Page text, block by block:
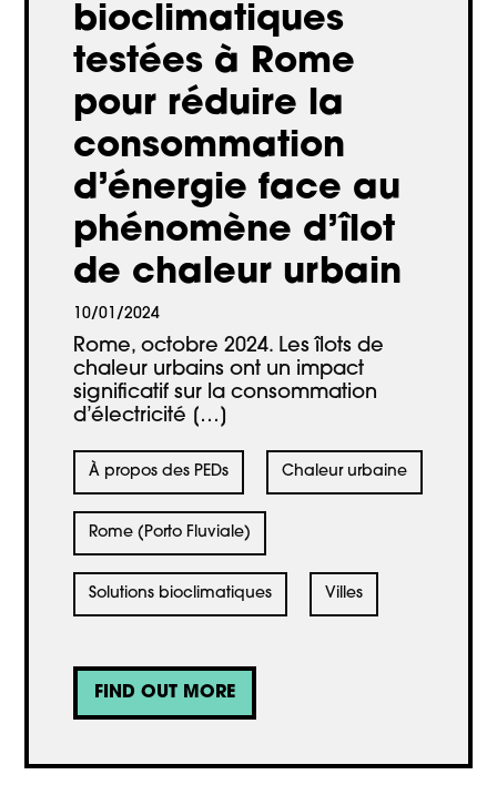
bioclimatiques
testées à Rome
pour réduire la
consommation
d’énergie face au
phénomène d’îlot
de chaleur urbain
10/01/2024
Rome, octobre 2024. Les îlots de
chaleur urbains ont un impact
significatif sur la consommation
d’électricité […]
À propos des PEDs Chaleur urbaine
Rome (Porto Fluviale)
Solutions bioclimatiques Villes
FIND OUT MORE